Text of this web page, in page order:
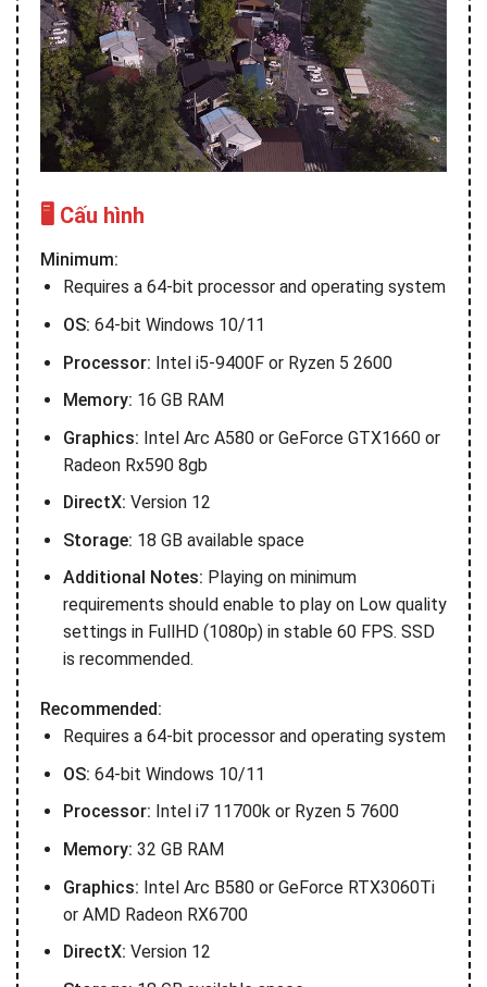
🖥️ Cấu hình
Minimum:
Requires a 64-bit processor and operating system
OS: 64-bit Windows 10/11
Processor: Intel i5-9400F or Ryzen 5 2600
Memory: 16 GB RAM
Graphics: Intel Arc A580 or GeForce GTX1660 or
Radeon Rx590 8gb
DirectX: Version 12
Storage: 18 GB available space
Additional Notes: Playing on minimum
requirements should enable to play on Low quality
settings in FullHD (1080p) in stable 60 FPS. SSD
is recommended.
Recommended:
Requires a 64-bit processor and operating system
OS: 64-bit Windows 10/11
Processor: Intel i7 11700k or Ryzen 5 7600
Memory: 32 GB RAM
Graphics: Intel Arc B580 or GeForce RTX3060Ti
or AMD Radeon RX6700
DirectX: Version 12